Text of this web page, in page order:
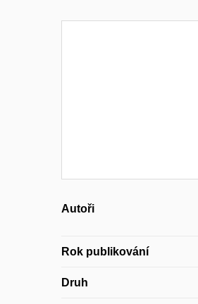
Autoři
Rok publikování
Druh